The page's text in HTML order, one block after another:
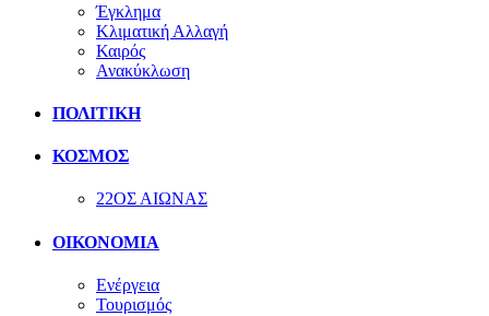
Έγκλημα
Κλιματική Αλλαγή
Καιρός
Ανακύκλωση
ΠΟΛΙΤΙΚΗ
ΚΟΣΜΟΣ
22ΟΣ ΑΙΩΝΑΣ
ΟΙΚΟΝΟΜΙΑ
Ενέργεια
Τουρισμός